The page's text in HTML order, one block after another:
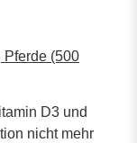
Pferde (500
D3 und
nicht mehr